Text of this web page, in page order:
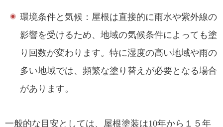
環境条件と気候：屋根は直接的に雨水や紫外線の
影響を受けるため、地域の気候条件によっても塗
り回数が変わります。特に湿度の高い地域や雨の
多い地域では、頻繁な塗り替えが必要となる場合
があります。
一般的な目安としては、屋根塗装は10年から１５年